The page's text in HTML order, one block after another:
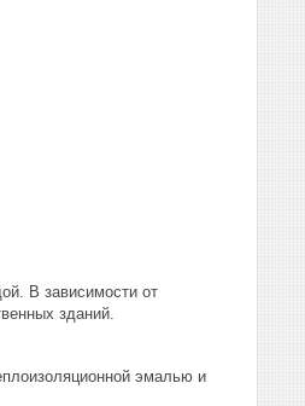
В зависимости от
зданий.
эмалью и